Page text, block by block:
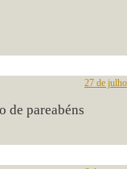
27 de
de pareabéns